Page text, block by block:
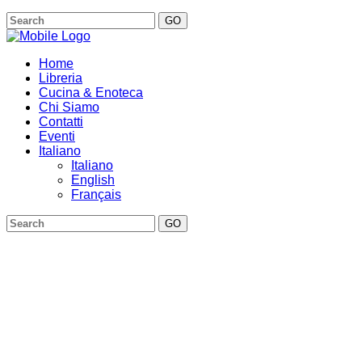
GO
Home
Libreria
Cucina & Enoteca
Chi Siamo
Contatti
Eventi
Italiano
Italiano
English
Français
GO